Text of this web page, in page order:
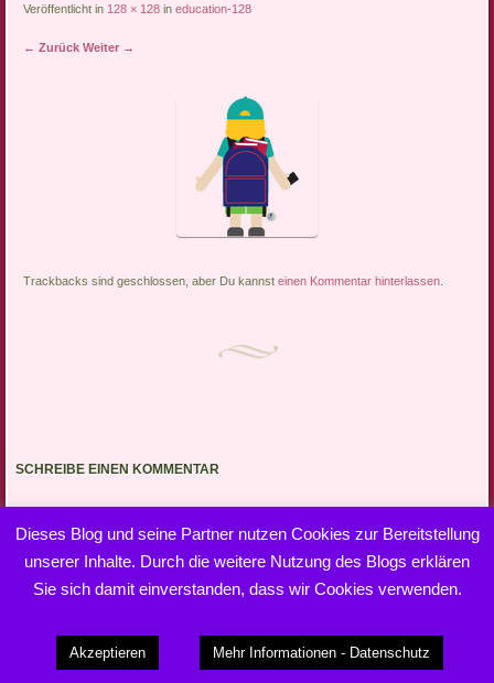
Veröffentlicht in 128 × 128 ineducation-128
← Zurück Weiter →
Trackbacks sind geschlossen, aber Du kannsteinen Kommentar hinterlassen
SCHREIBE EINEN KOMMENTAR
Dieses Blog läuft mit WordPress |Theme: Bouquet von
WordPress.com
Dieses Blog und seine Partner nutzen Cookies zur Bereitstellung
unserer Inhalte. Durch die weitere Nutzung des Blogs erklären
Sie sich damit einverstanden, dass wir Cookies verwenden.
Akzeptieren Mehr Informationen - Datenschutz